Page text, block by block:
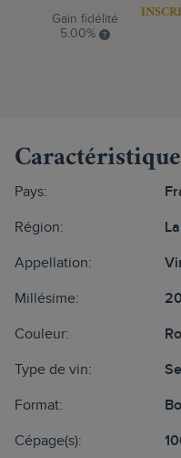
Gain fidélité
5.00%
Pays:
Région:
Appellation:
Millésime:
Couleur:
Type de vin:
Format:
Cépage(s):